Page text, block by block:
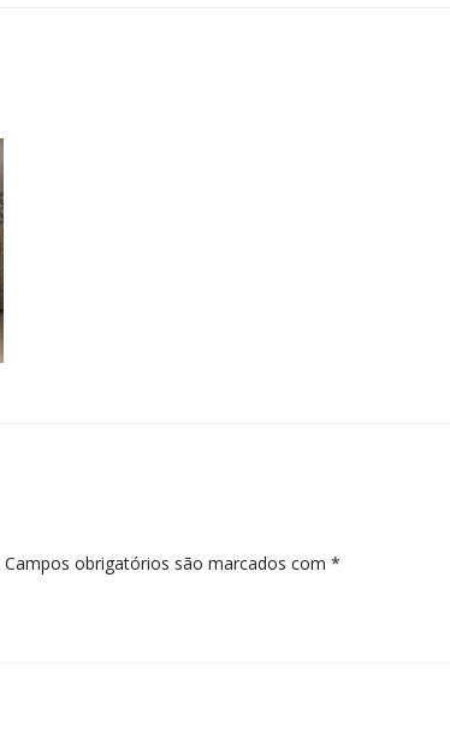
Campos obrigatórios são marcados com *